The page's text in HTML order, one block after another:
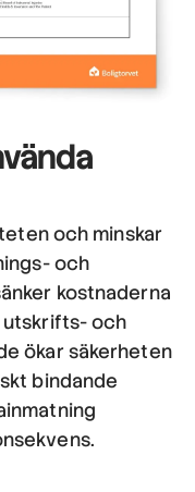
och minskar
och
kostnaderna
utskrifts- och
ökar säkerheten
bindande